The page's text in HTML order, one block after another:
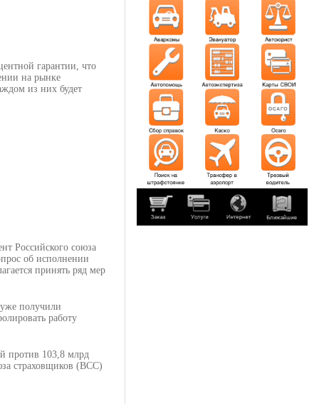
гарантии, что
на рынке
из них будет
Российского союза
об исполнении
принять ряд мер
получили
работу
против 103,8 млрд
страховщиков (ВСС)